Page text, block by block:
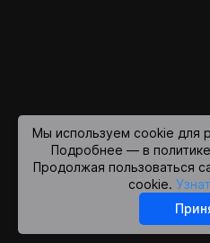
Мы используем cookie для
Подробнее — в
Продолжая пользоваться
cookie.